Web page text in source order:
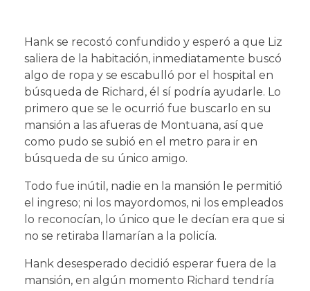
Hank se recostó confundido y esperó a que Liz
saliera de la habitación, inmediatamente buscó
algo de ropa y se escabulló por el hospital en
búsqueda de Richard, él sí podría ayudarle. Lo
primero que se le ocurrió fue buscarlo en su
mansión a las afueras de Montuana, así que
como pudo se subió en el metro para ir en
búsqueda de su único amigo.
Todo fue inútil, nadie en la mansión le permitió
el ingreso; ni los mayordomos, ni los empleados
lo reconocían, lo único que le decían era que si
no se retiraba llamarían a la policía.
Hank desesperado decidió esperar fuera de la
mansión, en algún momento Richard tendría